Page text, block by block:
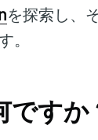
を探索し、
。
すか